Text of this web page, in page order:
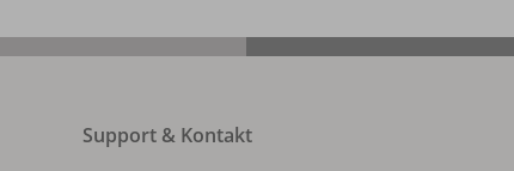
Support & Kontakt